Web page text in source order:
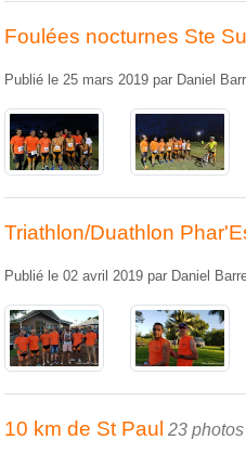
Foulées nocturnes Ste
Publié le 25 mars 2019 par Daniel
Triathlon/Duathlon
Publié le 02 avril 2019 par Daniel
10 km de St Paul 23 photos